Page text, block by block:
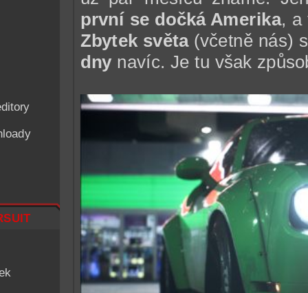
první se dočká Amerika, a
Zbytek světa(včetně nás)
dny navíc. Je tu však